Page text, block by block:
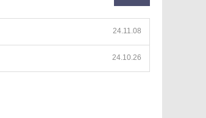
24.11.08
24.10.26